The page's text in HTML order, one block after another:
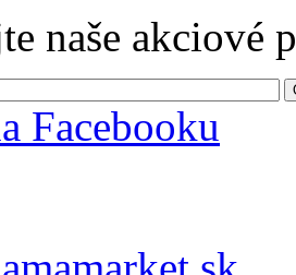
naše akciové
Facebooku